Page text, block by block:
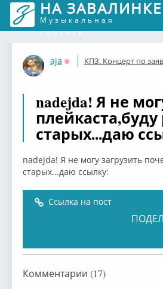
НА ЗАВАЛИНКЕ
Музыкальная
соцсеть
aja
Оффлайн
КПЗ. Концерт по
nadejda! Я не
старых...даю
nadejda! Я не могу загрузить
старых...даю ссылку:
Ссылка на пост
Комментарии (17)